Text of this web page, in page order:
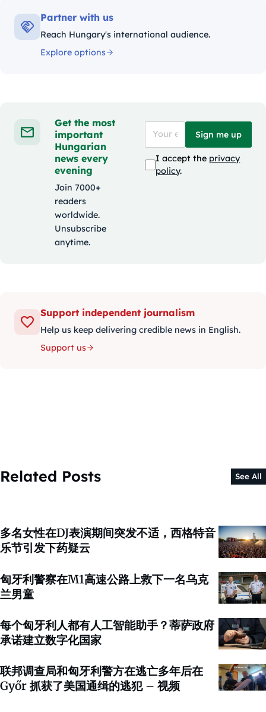
Partner with us
Reach Hungary's international audience.
Explore options
Get the most
important
Hungarian
news every
evening
Join 7000+
readers
worldwide.
Unsubscribe
anytime.
Sign me up
I accept the privacy
policy.
Support independent journalism
Help us keep delivering credible news in English.
Support us
Related Posts See All
多名女性在DJ表演期间突发不适，西格特音
乐节引发下药疑云
匈牙利警察在M1高速公路上救下一名乌克
兰男童
每个匈牙利人都有人工智能助手？蒂萨政府
承诺建立数字化国家
联邦调查局和匈牙利警方在逃亡多年后在
Győr 抓获了美国通缉的逃犯 – 视频